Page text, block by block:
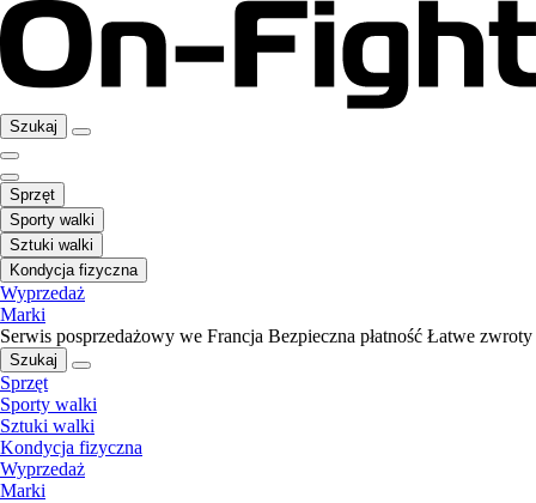
Szukaj
Sprzęt
Sporty walki
Sztuki walki
Kondycja fizyczna
Wyprzedaż
Marki
Serwis posprzedażowy we Francja Bezpieczna płatność Łatwe zwroty
Szukaj
Sprzęt
Sporty walki
Sztuki walki
Kondycja fizyczna
Wyprzedaż
Marki